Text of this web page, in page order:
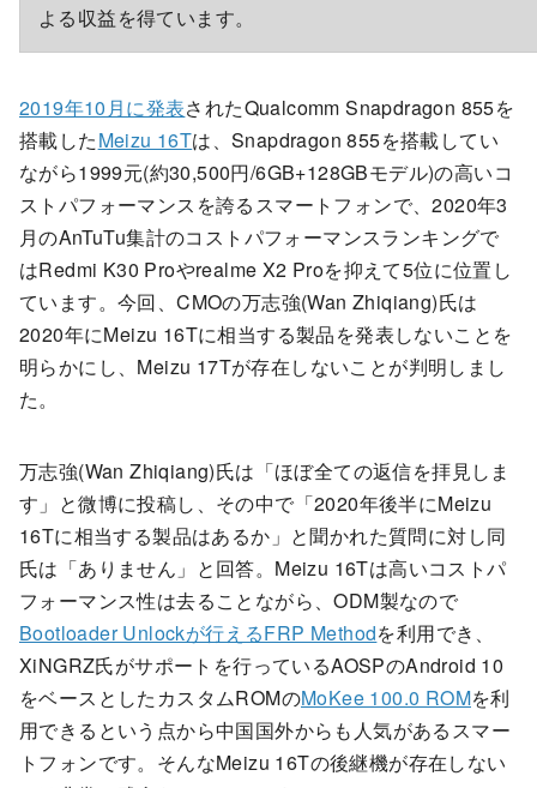
よる収益を得ています。
2019年10月に発表されたQualcomm Snapdragon 855を
搭載したMeizu 16Tは、Snapdragon 855を搭載してい
ながら1999元(約30,500円/6GB+128GBモデル)の高いコ
ストパフォーマンスを誇るスマートフォンで、2020年3
月のAnTuTu集計のコストパフォーマンスランキングで
はRedmi K30 Proやrealme X2 Proを抑えて5位に位置し
ています。今回、CMOの万志強(Wan Zhiqiang)氏は
2020年にMeizu 16Tに相当する製品を発表しないことを
明らかにし、Meizu 17Tが存在しないことが判明しまし
た。
万志強(Wan Zhiqiang)氏は「ほぼ全ての返信を拝見しま
す」と微博に投稿し、その中で「2020年後半にMeizu
16Tに相当する製品はあるか」と聞かれた質問に対し同
氏は「ありません」と回答。Meizu 16Tは高いコストパ
フォーマンス性は去ることながら、ODM製なので
Bootloader Unlockが行えるFRP Methodを利用でき、
XiNGRZ氏がサポートを行っているAOSPのAndroid 10
をベースとしたカスタムROMのMoKee 100.0 ROMを利
用できるという点から中国国外からも人気があるスマー
トフォンです。そんなMeizu 16Tの後継機が存在しない